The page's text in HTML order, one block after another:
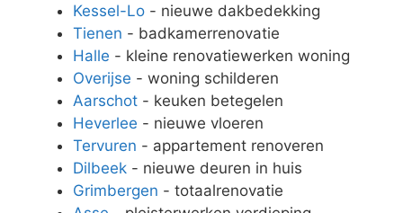
Kessel-Lo - nieuwe dakbedekking
Tienen - badkamerrenovatie
Halle - kleine renovatiewerken woning
Overijse - woning schilderen
Aarschot - keuken betegelen
Heverlee - nieuwe vloeren
Tervuren - appartement renoveren
Dilbeek - nieuwe deuren in huis
Grimbergen - totaalrenovatie